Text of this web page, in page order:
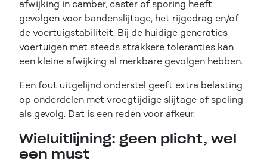
afwijking in camber, caster of sporing heeft
gevolgen voor bandenslijtage, het rijgedrag en/of
de voertuigstabiliteit. Bij de huidige generaties
voertuigen met steeds strakkere toleranties kan
een kleine afwijking al merkbare gevolgen hebben.
Een fout uitgelijnd onderstel geeft extra belasting
op onderdelen met vroegtijdige slijtage of speling
als gevolg. Dat is een reden voor afkeur.
Wieluitlijning: geen plicht, wel
een must